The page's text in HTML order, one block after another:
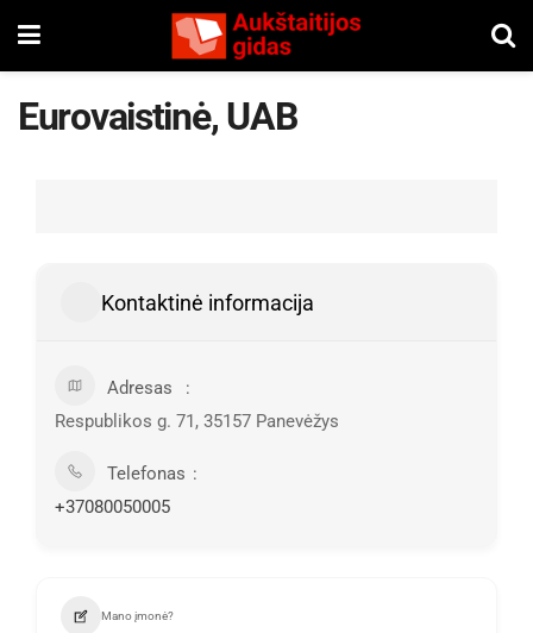
Eurovaistinė, UAB
Kontaktinė informacija
Adresas
Respublikos g. 71, 35157 Panevėžys
Telefonas
+37080050005
Mano įmonė?